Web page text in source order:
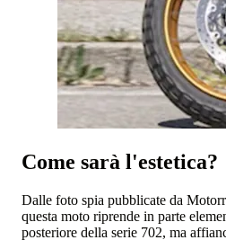
Come sarà l'estetica?
Dalle foto spia pubblicate da
questa moto riprende in parte
posteriore della serie 702, ma